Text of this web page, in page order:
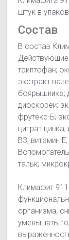
штук в
Состав
В состав
Действующие
триптофан;
экстракт
боярышника;
диоскореи;
фрутекс-Б;
цитрат
B3; витамин
тальк;
Климафит
организма,
уменьшать